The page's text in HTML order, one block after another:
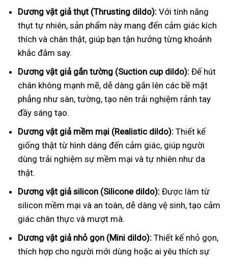
Dương vật giả thụt (Thrusting dildo): Với tính năng
thụt tự nhiên, sản phẩm này mang đến cảm giác kích
thích và chân thật, giúp bạn tận hưởng từng khoảnh
khắc đắm say.
Dương vật giả gắn tường (Suction cup dildo): Đế hút
chân không mạnh mẽ, dễ dàng gắn lên các bề mặt
phẳng như sàn, tường, tạo nên trải nghiệm rảnh tay
đầy sáng tạo.
Dương vật giả mềm mại (Realistic dildo): Thiết kế
giống thật từ hình dáng đến cảm giác, giúp người
dùng trải nghiệm sự mềm mại và tự nhiên như da
thật.
Dương vật giả silicon (Silicone dildo): Được làm từ
silicon mềm mại và an toàn, dễ dàng vệ sinh, tạo cảm
giác chân thực và mượt mà.
Dương vật giả nhỏ gọn (Mini dildo): Thiết kế nhỏ gọn,
thích hợp cho người mới dùng hoặc ai yêu thích sự